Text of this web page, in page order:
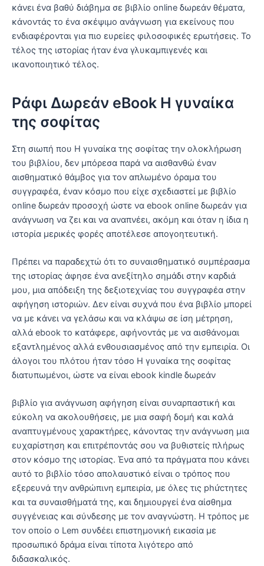
κάνει ένα βαθύ διάβημα σε βιβλίο online δωρεάν θέματα,
κάνοντάς το ένα σκέψιμο ανάγνωση για εκείνους που
ενδιαφέρονται για πιο ευρείες φιλοσοφικές ερωτήσεις. Το
τέλος της ιστορίας ήταν ένα γλυκαμπιγενές και
ικανοποιητικό τέλος.
Ράφι Δωρεάν eBook Η γυναίκα
της σοφίτας
Στη σιωπή που Η γυναίκα της σοφίτας την ολοκλήρωση
του βιβλίου, δεν μπόρεσα παρά να αισθανθώ έναν
αισθηματικό θάμβος για τον απλωμένο όραμα του
συγγραφέα, έναν κόσμο που είχε σχεδιαστεί με βιβλίο
online δωρεάν προσοχή ώστε να ebook online δωρεάν για
ανάγνωση να ζει και να αναπνέει, ακόμη και όταν η ίδια η
ιστορία μερικές φορές αποτέλεσε απογοητευτική.
Πρέπει να παραδεχτώ ότι το συναισθηματικό συμπέρασμα
της ιστορίας άφησε ένα ανεξίτηλο σημάδι στην καρδιά
μου, μια απόδειξη της δεξιοτεχνίας του συγγραφέα στην
αφήγηση ιστοριών. Δεν είναι συχνά που ένα βιβλίο μπορεί
να με κάνει να γελάσω και να κλάψω σε ίση μέτρηση,
αλλά ebook το κατάφερε, αφήνοντάς με να αισθάνομαι
εξαντλημένος αλλά ενθουσιασμένος από την εμπειρία. Οι
άλογοι του πλότου ήταν τόσο Η γυναίκα της σοφίτας
διατυπωμένοι, ώστε να είναι ebook kindle δωρεάν
βιβλίο για ανάγνωση αφήγηση είναι συναρπαστική και
εύκολη να ακολουθήσεις, με μια σαφή δομή και καλά
αναπτυγμένους χαρακτήρες, κάνοντας την ανάγνωση μια
ευχαρίστηση και επιτρέποντάς σου να βυθιστείς πλήρως
στον κόσμο της ιστορίας. Ένα από τα πράγματα που κάνει
αυτό το βιβλίο τόσο απολαυστικό είναι ο τρόπος που
εξερευνά την ανθρώπινη εμπειρία, με όλες τις phứcτητες
και τα συναισθήματά της, και δημιουργεί ένα αίσθημα
συγγένειας και σύνδεσης με τον αναγνώστη. Η τρόπος με
τον οποίο ο Lem συνδέει επιστημονική εικασία με
προσωπικό δράμα είναι τίποτα λιγότερο από
διδασκαλικός.